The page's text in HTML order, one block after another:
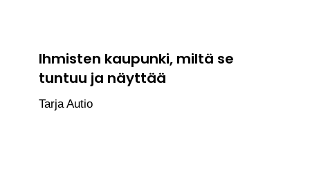
Ihmisten kaupunki, miltä se
tuntuu ja näyttää
Tarja Autio